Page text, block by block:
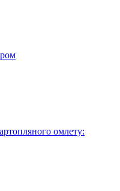
омлету: